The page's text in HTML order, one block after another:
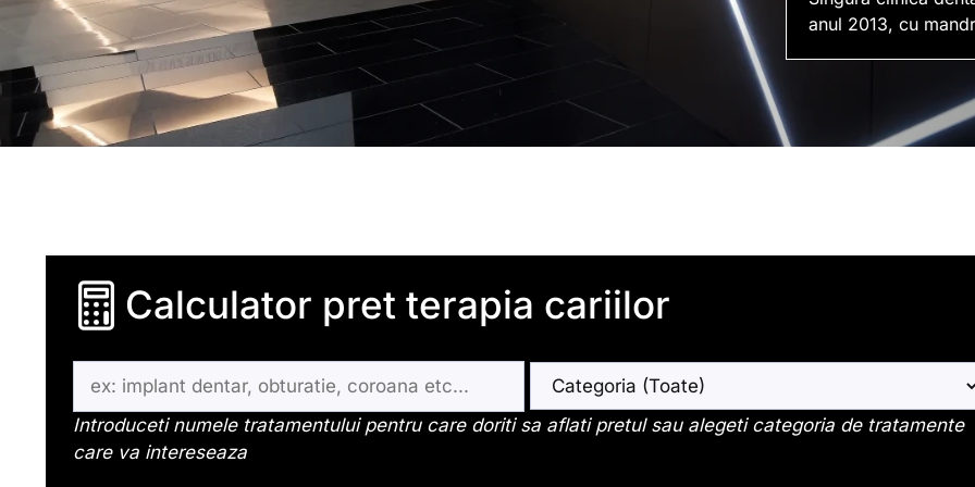
anul 2013, cu
Calculator pret terapia cariilor
Introduceti numele tratamentului pentru care doriti sa aflati pretul sau alegeti categoria de tratamente
care va intereseaza